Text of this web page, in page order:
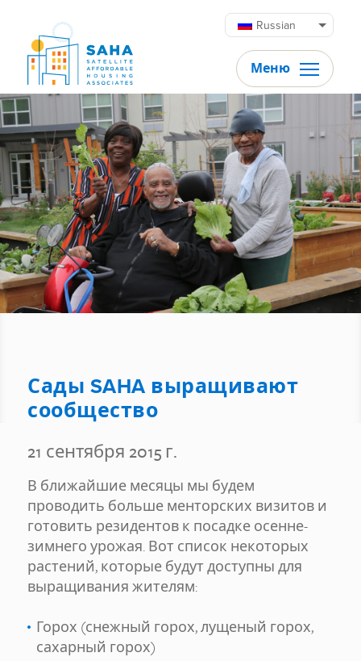
Russian
Меню
Сады SAHA выращивают
сообщество
21 сентября 2015 г.
В ближайшие месяцы мы будем
проводить больше менторских визитов и
готовить резидентов к посадке осенне-
зимнего урожая. Вот список некоторых
растений, которые будут доступны для
выращивания жителям:
Горох (снежный горох, лущеный горох,
сахарный горох)